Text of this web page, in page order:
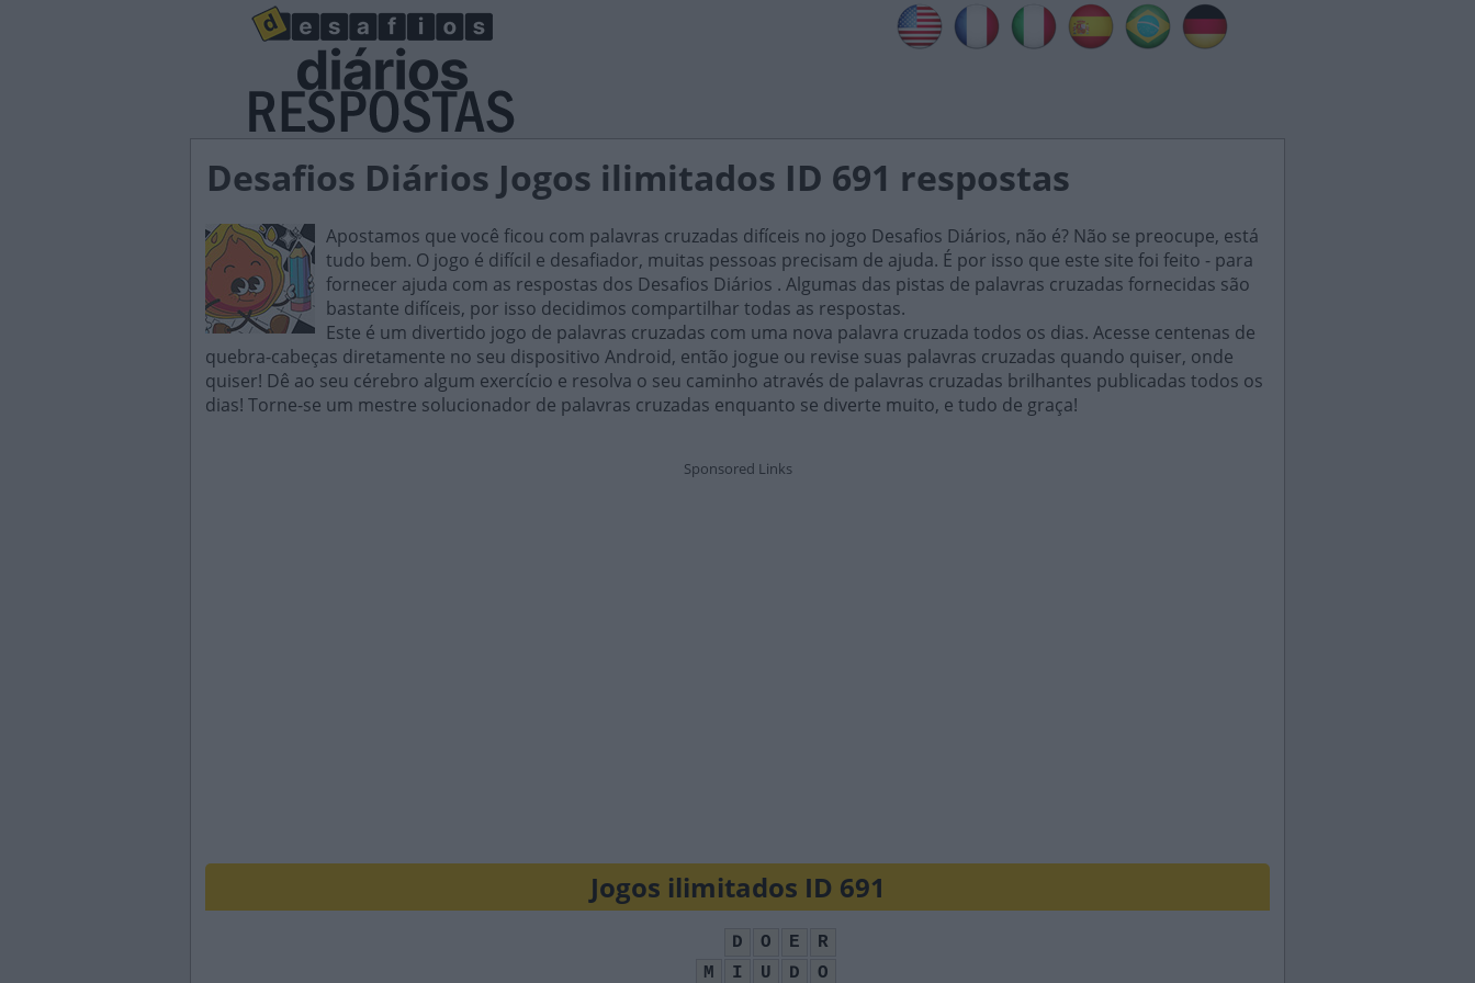
Desafios Diários Jogos ilimitados ID 691 respostas
Apostamos que você ficou com palavras cruzadas difíceis no jogo Desafios Diários, não é? Não se preocupe, está
tudo bem. O jogo é difícil e desafiador, muitas pessoas precisam de ajuda. É por isso que este site foi feito - para
fornecer ajuda com as respostas dos Desafios Diários . Algumas das pistas de palavras cruzadas fornecidas são
bastante difíceis, por isso decidimos compartilhar todas as respostas.
Este é um divertido jogo de palavras cruzadas com uma nova palavra cruzada todos os dias. Acesse centenas de
quebra-cabeças diretamente no seu dispositivo Android, então jogue ou revise suas palavras cruzadas quando quiser, onde
quiser! Dê ao seu cérebro algum exercício e resolva o seu caminho através de palavras cruzadas brilhantes publicadas todos os
dias! Torne-se um mestre solucionador de palavras cruzadas enquanto se diverte muito, e tudo de graça!
Jogos ilimitados ID 691
D O E
R
M
I U D
O